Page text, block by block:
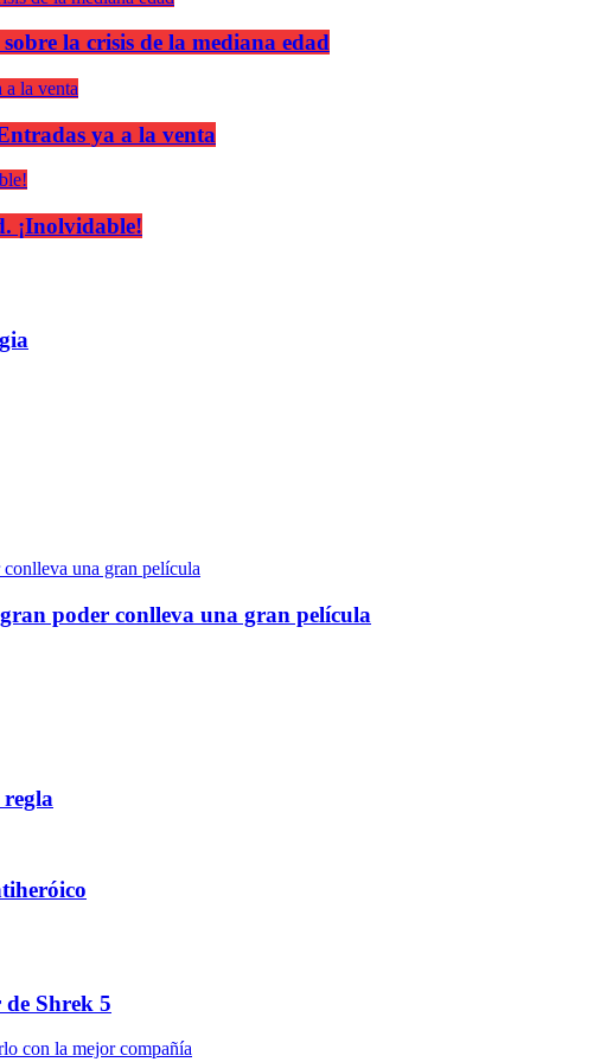
la crisis de la mediana edad
ya a la venta
¡Inolvidable!
poder conlleva una gran película
Shrek 5